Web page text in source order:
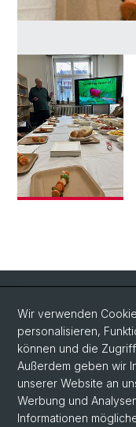
Quick Links
Kontakt
Wichtige Links &
Wir verwenden
personalisieren,
können und die
Außerdem geben wir
unserer Website an
Werbung und
Informationen